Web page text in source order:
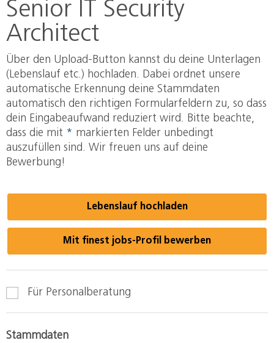
Senior IT Security
Architect
Über den Upload-Button kannst du deine Unterlagen
(Lebenslauf etc.) hochladen. Dabei ordnet unsere
automatische Erkennung deine Stammdaten
automatisch den richtigen Formularfeldern zu, so dass
dein Eingabeaufwand reduziert wird. Bitte beachte,
dass die mit * markierten Felder unbedingt
auszufüllen sind. Wir freuen uns auf deine
Bewerbung!
Lebenslauf hochladen
Mit finest jobs-Profil bewerben
Für Personalberatung
Stammdaten